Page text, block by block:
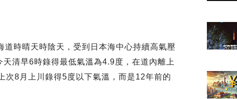
時晴天時陰天，受到日本海中心持續高氣壓
清早6時錄得最低氣溫為4.9度，在道內離上
8月上川錄得5度以下氣溫，而是12年前的